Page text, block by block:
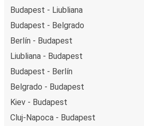
Budapest - Liubliana
Budapest - Belgrado
Berlín - Budapest
Liubliana - Budapest
Budapest - Berlín
Belgrado - Budapest
Kiev - Budapest
Cluj-Napoca - Budapest